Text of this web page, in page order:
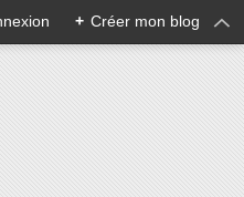
+ Créer mon blog